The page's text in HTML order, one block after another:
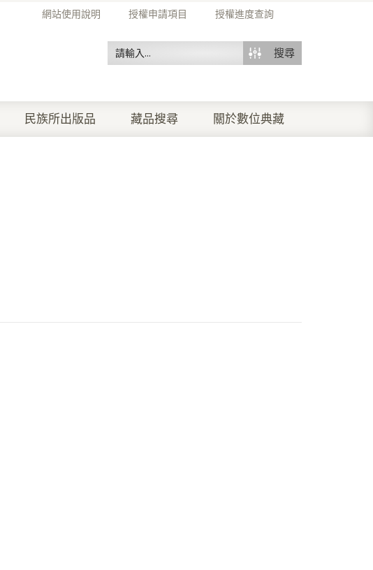
網站使用說明 授權申請項目 授權進度查詢
搜尋
民族所出版品 藏品搜尋 關於數位典藏